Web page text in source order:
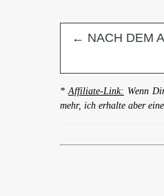
← NACH DEM
* Affiliate-Link: Wenn
mehr, ich erhalte aber